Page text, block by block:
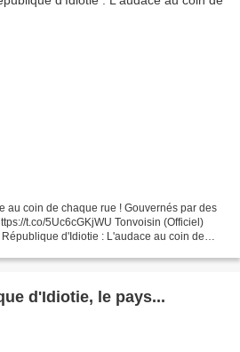
au coin de chaque rue ! Gouvernés par des
t.co/5Uc6cGKjWU Tonvoisin (Officiel)
d'Idiotie : L'audace au coin de
d'Idiotie, le pays...